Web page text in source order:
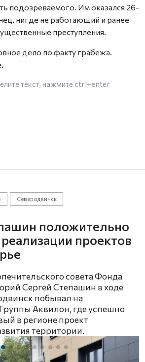
подозреваемого. Им оказался 26-
нигде не работающий и ранее
преступления.
дело по факту грабежа.
текст, нажмите ctrl+enter
Северодвинск
положительно
проектов
совета Фонда
Сергей Степашин в ходе
побывал на
Аквилон, где успешно
в регионе проект
территории.